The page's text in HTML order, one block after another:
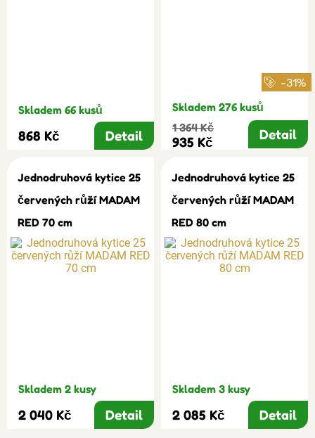
Skladem 66 kusů
868 Kč Detail
-31%
Skladem 276 kusů
1 364 Kč
935 Kč Detail
Jednodruhová kytice 25
červených růží MADAM
RED 70 cm
Skladem 2 kusy
2 040 Kč Detail
Jednodruhová kytice 25
červených růží MADAM
RED 80 cm
Skladem 3 kusy
2 085 Kč Detail